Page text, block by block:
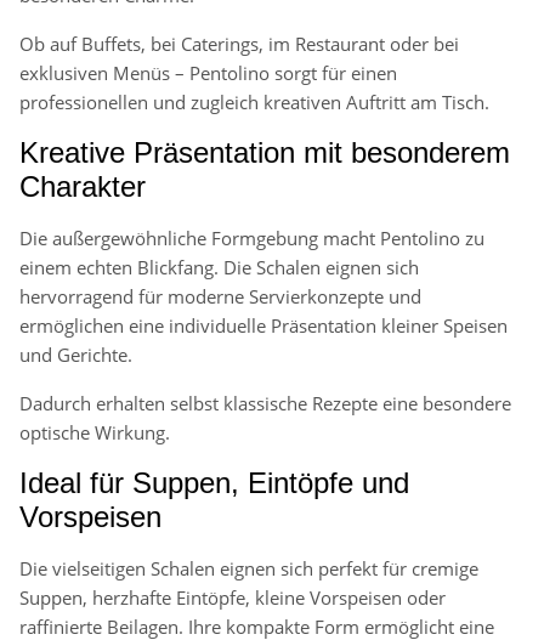
Ob auf Buffets, bei Caterings, im Restaurant oder bei
exklusiven Menüs – Pentolino sorgt für einen
professionellen und zugleich kreativen Auftritt am Tisch.
Kreative Präsentation mit besonderem
Charakter
Die außergewöhnliche Formgebung macht Pentolino zu
einem echten Blickfang. Die Schalen eignen sich
hervorragend für moderne Servierkonzepte und
ermöglichen eine individuelle Präsentation kleiner Speisen
und Gerichte.
Dadurch erhalten selbst klassische Rezepte eine besondere
optische Wirkung.
Ideal für Suppen, Eintöpfe und
Vorspeisen
Die vielseitigen Schalen eignen sich perfekt für cremige
Suppen, herzhafte Eintöpfe, kleine Vorspeisen oder
raffinierte Beilagen. Ihre kompakte Form ermöglicht eine